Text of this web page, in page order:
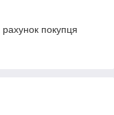
покупця